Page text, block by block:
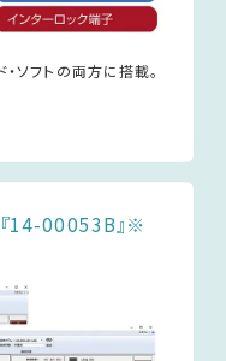
ソフトの両方に搭載。
『14-00053B』※